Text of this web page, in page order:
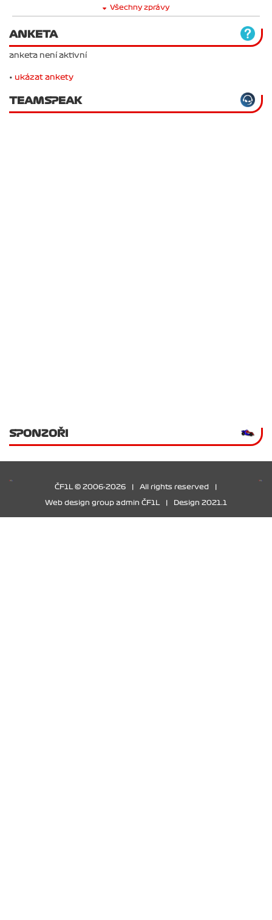
Všechny zprávy
ANKETA
anketa není aktivní
• ukázat ankety
TEAMSPEAK
SPONZOŘI
ČF1L © 2006-2026 All rights reserved
Web design group admin ČF1L Design 2021.1